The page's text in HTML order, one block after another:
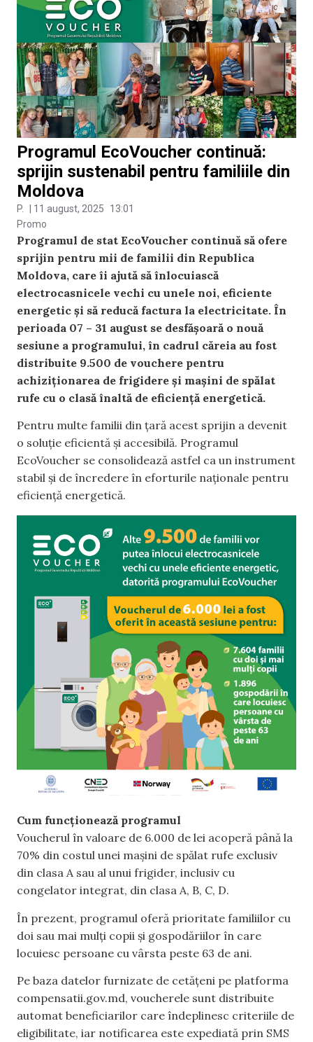
Programul EcoVoucher continuă:
sprijin sustenabil pentru familiile din
Moldova
P. 11 august, 2025
13:01
Promo
Programul de stat EcoVoucher continuă să ofere
sprijin pentru mii de familii din Republica
Moldova, care îi ajută să înlocuiască
electrocasnicele vechi cu unele noi, eficiente
energetic și să reducă factura la electricitate. În
perioada 07 – 31 august se desfășoară o nouă
sesiune a programului, în cadrul căreia au fost
distribuite 9.500 de vouchere pentru
achiziționarea de frigidere și mașini de spălat
rufe cu o clasă înaltă de eficiență energetică.
Pentru multe familii din țară acest sprijin a devenit
o soluție eficientă și accesibilă. Programul
EcoVoucher se consolidează astfel ca un instrument
stabil și de încredere în eforturile naționale pentru
eficiență energetică.
Cum funcționează programul
Voucherul în valoare de 6.000 de lei acoperă până la
70% din costul unei mașini de spălat rufe exclusiv
din clasa A sau al unui frigider, inclusiv cu
congelator integrat, din clasa A, B, C, D.
În prezent, programul oferă prioritate familiilor cu
doi sau mai mulți copii și gospodăriilor în care
locuiesc persoane cu vârsta peste 63 de ani.
Pe baza datelor furnizate de cetățeni pe platforma
compensatii.gov.md, voucherele sunt distribuite
automat beneficiarilor care îndeplinesc criteriile de
eligibilitate, iar notificarea este expediată prin SMS